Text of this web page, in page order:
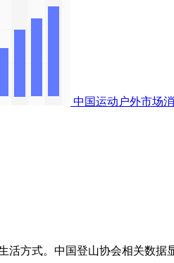
中国运动户外市场
方式。中国登山协会相关数据